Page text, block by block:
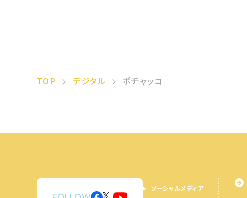
TOP デジタル ポチャッコ
ソーシャルメディア